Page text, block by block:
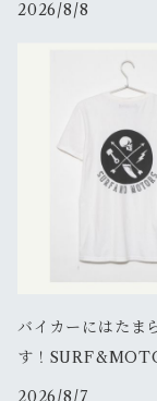
2026/8/8
バイカーにはたま
す！
2026/8/7